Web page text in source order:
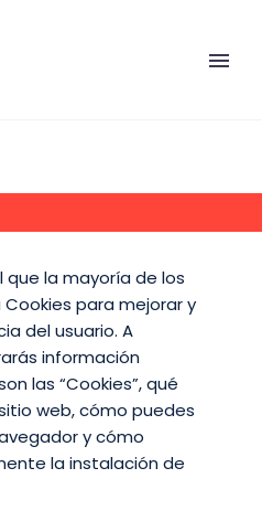
que la mayoría de los
para mejorar y
del usuario. A
información
las “Cookies”, qué
web, cómo puedes
y cómo
la instalación de